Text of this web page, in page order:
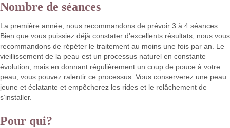
Nombre de séances
La première année, nous recommandons de prévoir 3 à 4 séances.
Bien que vous puissiez déjà constater d’excellents résultats, nous vous
recommandons de répéter le traitement au moins une fois par an. Le
vieillissement de la peau est un processus naturel en constante
évolution, mais en donnant régulièrement un coup de pouce à votre
peau, vous pouvez ralentir ce processus. Vous conserverez une peau
jeune et éclatante et empêcherez les rides et le relâchement de
s’installer.
Pour qui?